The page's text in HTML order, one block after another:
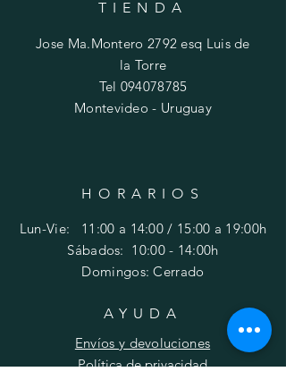
TIENDA
Jose Ma.Montero 2792 esq Luis de
la Torre
Tel 094078785
Montevideo - Uruguay
HORARIOS
Lun-Vie: 11:00 a 14:00 / 15:00 a 19:00h
​​Sábados: 10:00 - 14:00h
Domingos: Cerrado
AYUDA
Envíos y devoluciones
Política de privacidad